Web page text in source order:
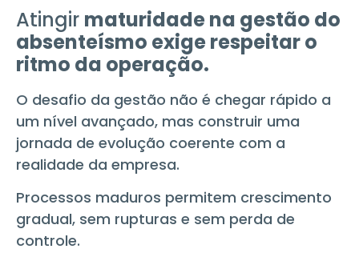
Atingir maturidade na gestão do
absenteísmo exige respeitar o
ritmo da operação.
O desafio da gestão não é chegar rápido a
um nível avançado, mas construir uma
jornada de evolução coerente com a
realidade da empresa.
Processos maduros permitem crescimento
gradual, sem rupturas e sem perda de
controle.